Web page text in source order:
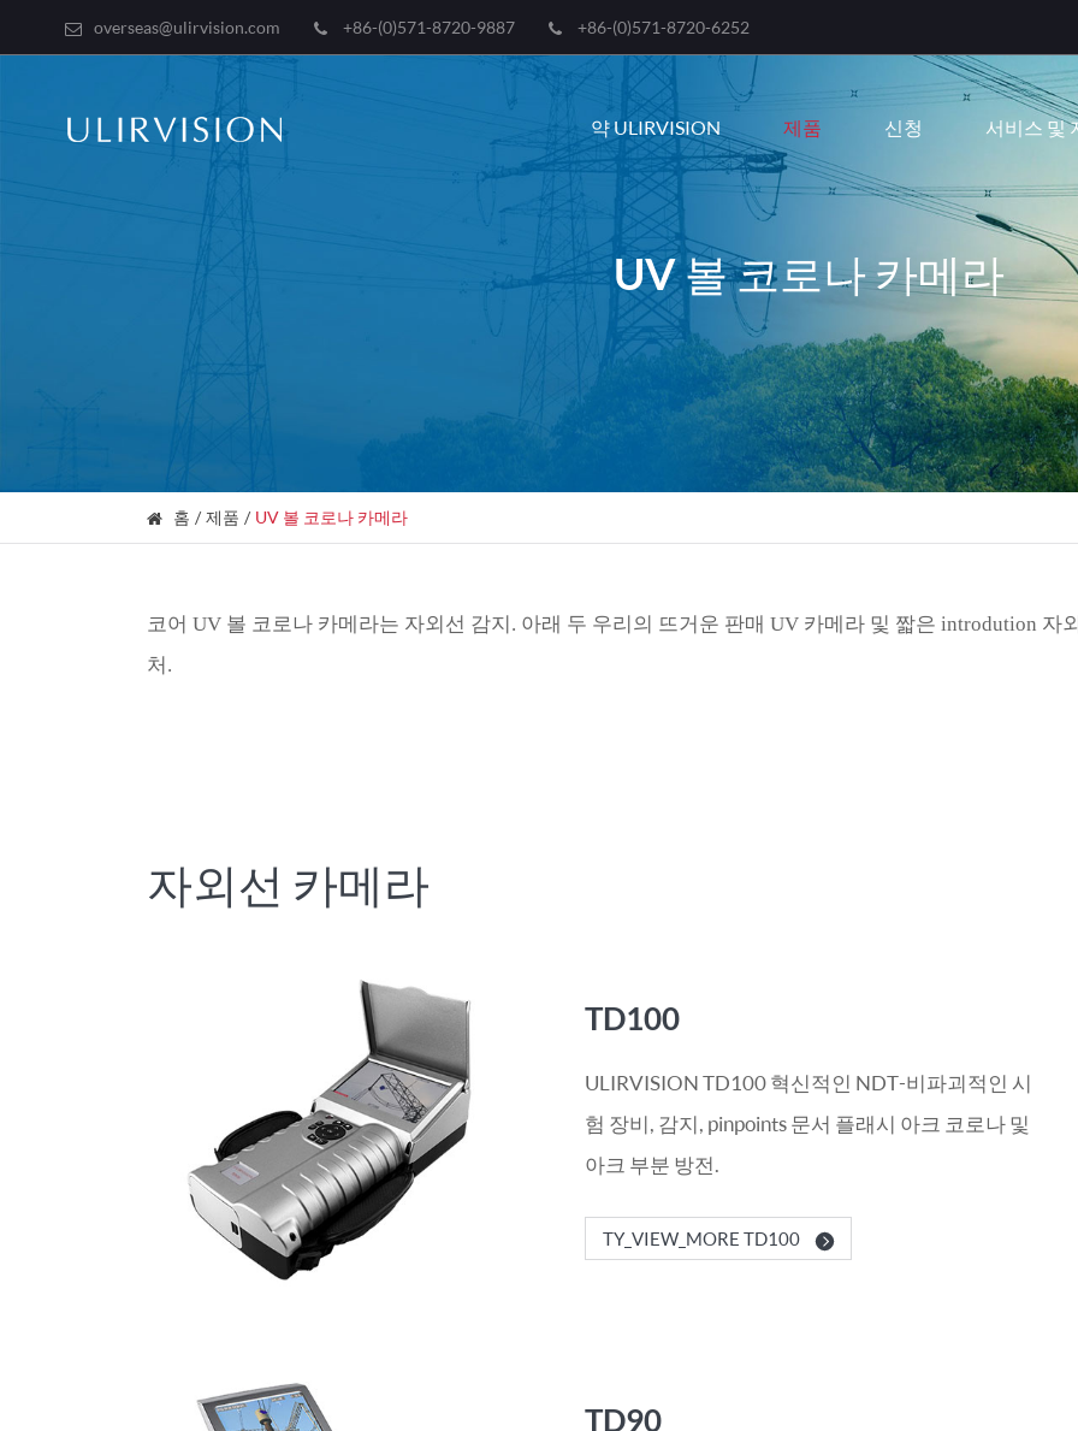
overseas@ulirvision.com +86-(0)571-8720-9887 +86-(0)571-8720-6252
한국
약 ULIRVISION 제품 신청 서비스 및
UV 볼 코로나 카메라
홈 제품 UV 볼 코로나 카메라
코어 UV 볼 코로나 카메라는 자외선 감지. 아래 두 우리의 뜨거운 판매 UV 카메라 및 짧은 introdution 자
처.
자외선 카메라
TD100
ULIRVISION TD100 혁신적인 NDT-비파괴적인 시
험 장비, 감지, pinpoints 문서 플래시 아크 코로나 및
아크 부분 방전.
TY_VIEW_MORE TD100
TD90